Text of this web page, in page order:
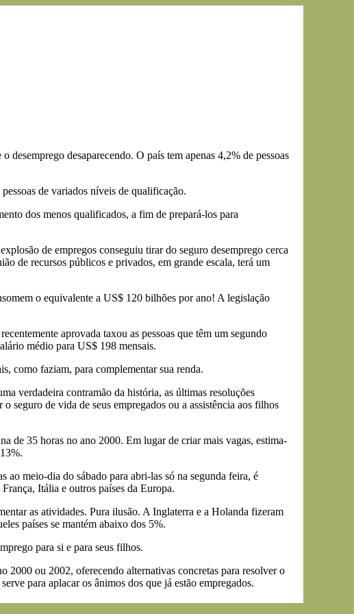
desemprego desaparecendo. O país tem apenas 4,2% de pessoas
de variados níveis de qualificação.
dos menos qualificados, a fim de prepará-los para
de empregos conseguiu tirar do seguro desemprego cerca
de recursos públicos e privados, em grande escala, terá um
o equivalente a US$ 120 bilhões por ano! A legislação
aprovada taxou as pessoas que têm um segundo
médio para US$ 198 mensais.
como faziam, para complementar sua renda.
verdadeira contramão da história, as últimas resoluções
seguro de vida de seus empregados ou a assistência aos filhos
de 35 horas no ano 2000. Em lugar de criar mais vagas, estima-
ao meio-dia do sábado para abri-las só na segunda feira, é
Itália e outros países da Europa.
as atividades. Pura ilusão. A Inglaterra e a Holanda fizeram
países se mantém abaixo dos 5%.
para si e para seus filhos.
2000 ou 2002, oferecendo alternativas concretas para resolver o
para aplacar os ânimos dos que já estão empregados.